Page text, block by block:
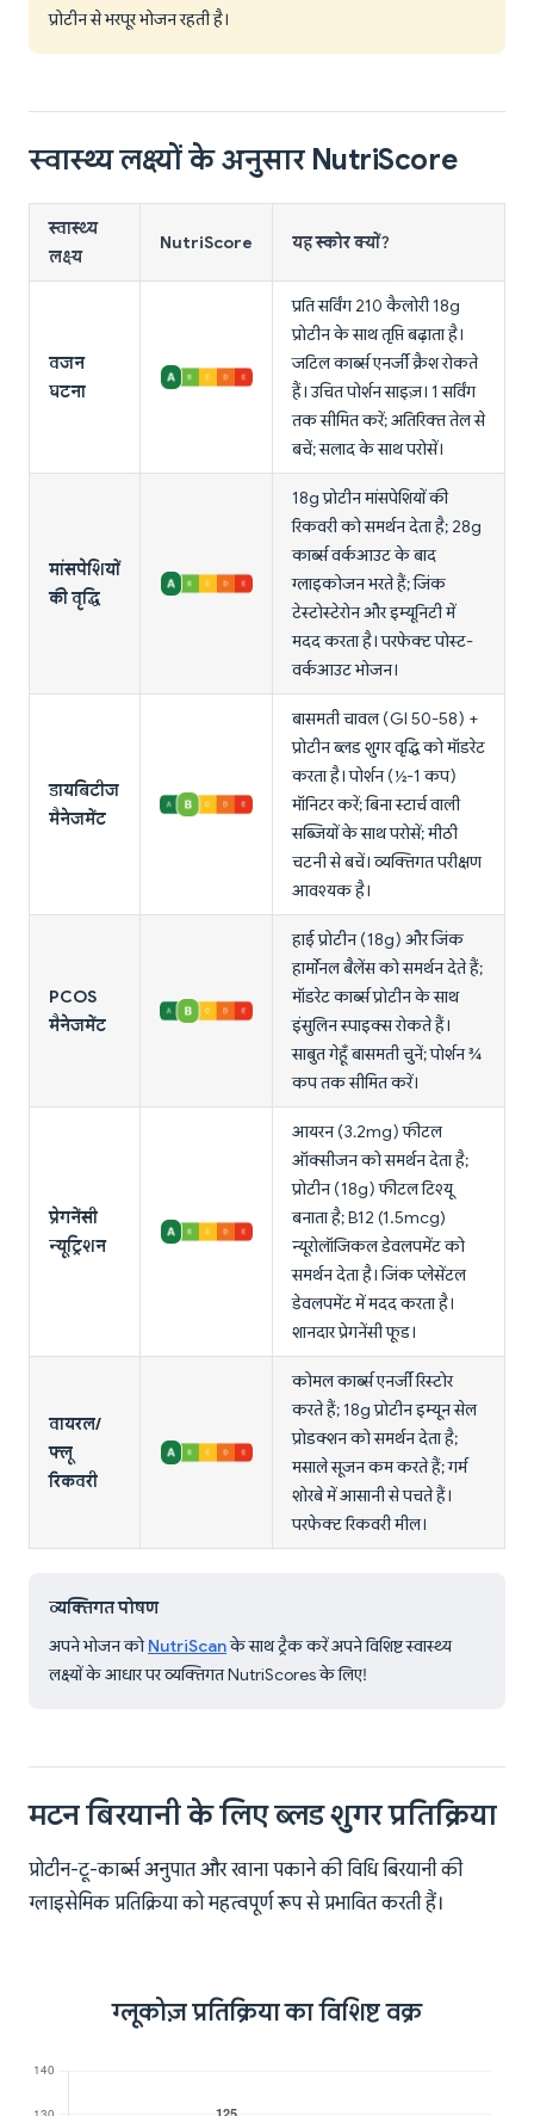
प्रोटीन से भरपूर भोजन रहती है।
स्वास्थ्य लक्ष्यों के अनुसार NutriScore
स्वास्थ्य
लक्ष्य
NutriScore यह स्कोर क्यों?
वजन
घटना
प्रति सर्विंग 210 कैलोरी 18g
प्रोटीन के साथ तृप्ति बढ़ाता है।
जटिल कार्ब्स एनर्जी क्रैश रोकते
हैं। उचित पोर्शन साइज़। 1 सर्विंग
तक सीमित करें; अतिरिक्त तेल से
बचें; सलाद के साथ परोसें।
मांसपेशियों
की वृद्धि
18g प्रोटीन मांसपेशियों की
रिकवरी को समर्थन देता है; 28g
कार्ब्स वर्कआउट के बाद
ग्लाइकोजन भरते हैं; जिंक
टेस्टोस्टेरोन और इम्यूनिटी में
मदद करता है। परफेक्ट पोस्ट-
वर्कआउट भोजन।
डायबिटीज
मैनेजमेंट
बासमती चावल (GI 50-58) +
प्रोटीन ब्लड शुगर वृद्धि को मॉडरेट
करता है। पोर्शन (½-1 कप)
मॉनिटर करें; बिना स्टार्च वाली
सब्जियों के साथ परोसें; मीठी
चटनी से बचें। व्यक्तिगत परीक्षण
आवश्यक है।
PCOS
मैनेजमेंट
हाई प्रोटीन (18g) और जिंक
हार्मोनल बैलेंस को समर्थन देते हैं;
मॉडरेट कार्ब्स प्रोटीन के साथ
इंसुलिन स्पाइक्स रोकते हैं।
साबुत गेहूँ बासमती चुनें; पोर्शन ¾
कप तक सीमित करें।
प्रेगनेंसी
न्यूट्रिशन
आयरन (3.2mg) फीटल
ऑक्सीजन को समर्थन देता है;
प्रोटीन (18g) फीटल टिश्यू
बनाता है; B12 (1.5mcg)
न्यूरोलॉजिकल डेवलपमेंट को
समर्थन देता है। जिंक प्लेसेंटल
डेवलपमेंट में मदद करता है।
शानदार प्रेगनेंसी फूड।
वायरल/
फ्लू
रिकवरी
कोमल कार्ब्स एनर्जी रिस्टोर
करते हैं; 18g प्रोटीन इम्यून सेल
प्रोडक्शन को समर्थन देता है;
मसाले सूजन कम करते हैं; गर्म
शोरबे में आसानी से पचते हैं।
परफेक्ट रिकवरी मील।
व्यक्तिगत पोषण
अपने भोजन कोNutriScanके साथ ट्रैक करें अपने विशिष्ट स्वास्थ्य
लक्ष्यों के आधार पर व्यक्तिगत NutriScores के लिए!
मटन बिरयानी के लिए ब्लड शुगर प्रतिक्रिया
प्रोटीन-टू-कार्ब्स अनुपात और खाना पकाने की विधि बिरयानी की
ग्लाइसेमिक प्रतिक्रिया को महत्वपूर्ण रूप से प्रभावित करती हैं।
ग्लूकोज़ प्रतिक्रिया का विशिष्ट वक्र